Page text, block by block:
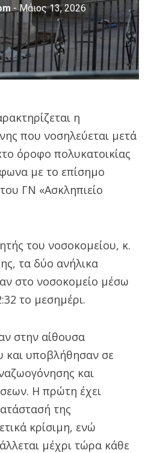
- Μάιος 13, 2026
η
που νοσηλεύεται μετά
όροφο πολυκατοικίας
με το επίσημο
ΓΝ «Ασκληπιείο
του νοσοκομείου, κ.
τα δύο ανήλικα
στο νοσοκομείο μέσω
το μεσημέρι.
στην αίθουσα
και υποβλήθησαν σε
και
Η πρώτη έχει
της
κρίσιμη, ενώ
μέχρι τώρα κάθε